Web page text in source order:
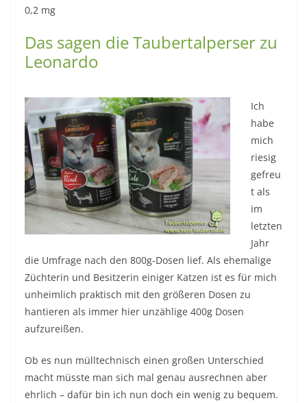
0,2 mg
Das sagen die Taubertalperser zu
Leonardo
Ich
habe
mich
riesig
gefreu
t als
im
letzten
Jahr
die Umfrage nach den 800g-Dosen lief. Als ehemalige
Züchterin und Besitzerin einiger Katzen ist es für mich
unheimlich praktisch mit den größeren Dosen zu
hantieren als immer hier unzählige 400g Dosen
aufzureißen.
Ob es nun mülltechnisch einen großen Unterschied
macht müsste man sich mal genau ausrechnen aber
ehrlich – dafür bin ich nun doch ein wenig zu bequem.